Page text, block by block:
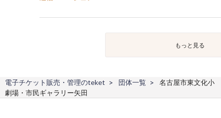
もっと見る
電子チケット販売・管理のteket 団体一覧
名古屋市東文化小
劇場・市民ギャラリー矢田